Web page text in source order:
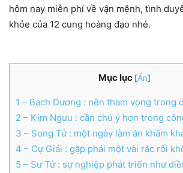
hôm nay miễn phí về vận mệnh, tình
khỏe của 12 cung hoàng đạo nhé.
Mục lục [Ẩn]
1 – Bạch Dương : nên tham vọng trong
2 – Kim Ngưu : cần chú ý hơn trong
3 – Song Tử : một ngày làm ăn khấm
4 – Cự Giải : gặp phải một vài rắc rối
5 – Sư Tử : sự nghiệp phát triển như